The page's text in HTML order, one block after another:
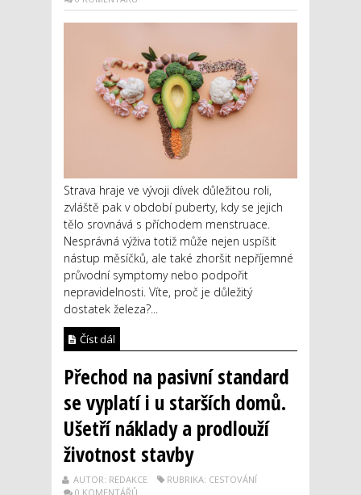
Strava hraje ve vývoji dívek důležitou roli,
zvláště pak v období puberty, kdy se jejich
tělo srovnává s příchodem menstruace.
Nesprávná výživa totiž může nejen uspíšit
nástup měsíčků, ale také zhoršit nepříjemné
průvodní symptomy nebo podpořit
nepravidelnosti. Víte, proč je důležitý
dostatek železa?...
Číst dál
Přechod na pasivní standard
se vyplatí i u starších domů.
Ušetří náklady a prodlouží
životnost stavby
AUTOR: REDAKCE
RUBRIKA: CESTOVÁNÍ
0 KOMENTÁŘŮ